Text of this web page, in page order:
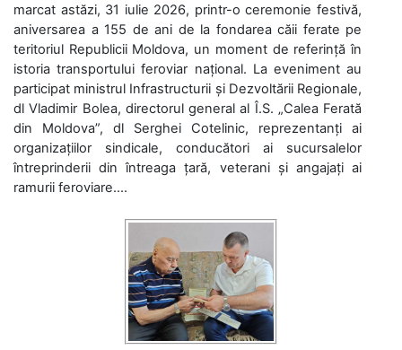
marcat astăzi, 31 iulie 2026, printr-o ceremonie festivă,
aniversarea a 155 de ani de la fondarea căii ferate pe
teritoriul Republicii Moldova, un moment de referință în
istoria transportului feroviar național. La eveniment au
participat ministrul Infrastructurii și Dezvoltării Regionale,
dl Vladimir Bolea, directorul general al Î.S. „Calea Ferată
din Moldova”, dl Serghei Cotelinic, reprezentanți ai
organizațiilor sindicale, conducători ai sucursalelor
întreprinderii din întreaga țară, veterani și angajați ai
ramurii feroviare....